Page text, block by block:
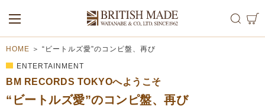
ALL MEN
WOMEN
HOME ＞ “ビートルズ愛”のコンピ盤、再び
ENTERTAINMENT
BM RECORDS TOKYOへようこそ
“ビートルズ愛”のコンピ盤、再び